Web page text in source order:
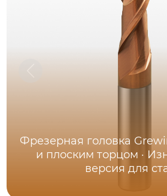
Фрезерная головка
и плоским торцом ·
версия для